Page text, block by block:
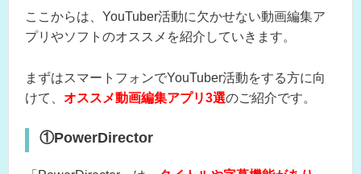
ここからは、YouTuber活動に欠かせない動画編集ア
プリやソフトのオススメを紹介していきます。
まずはスマートフォンでYouTuber活動をする方に向
けて、 オススメ動画編集アプリ3選のご紹介です。
①PowerDirector